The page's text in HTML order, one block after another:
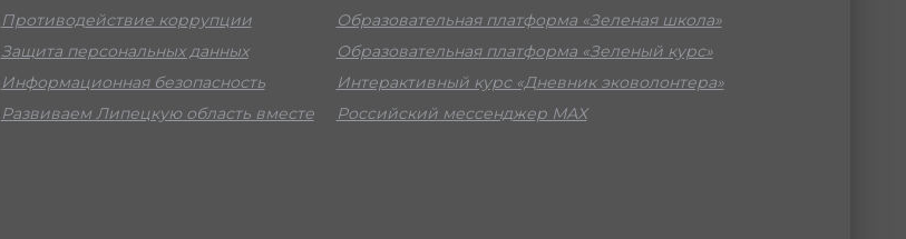
Противодействие коррупции
Защита персональных данных
Информационная безопасность
Развиваем Липецкую область вместе
Образовательная платформа «Зеленая школа»
Образовательная платформа «Зеленый курс»
Интерактивный курс «Дневник эковолонтера»
Российский мессенджер МАХ